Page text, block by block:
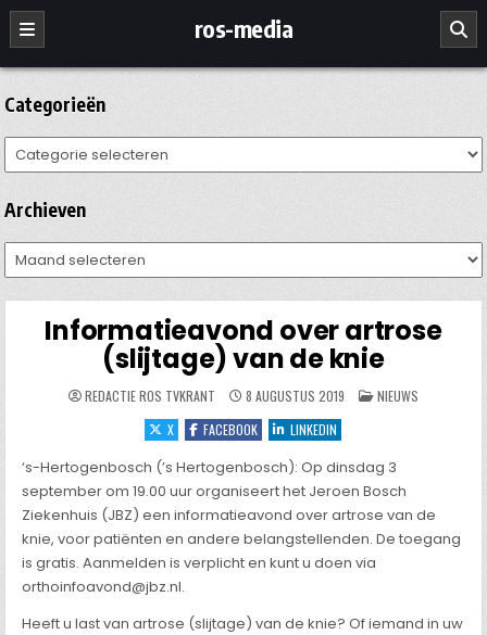
Ga
naar
de
inhoud
ros-media
Categorieën
Categorieën
Archieven
Archieven
Informatieavond over artrose
(slijtage) van de knie
REDACTIE ROS TVKRANT 8 AUGUSTUS 2019 GEPLAATST
IN
NIEUWS
X
FACEBOOK LINKEDIN
‘s-Hertogenbosch (’s Hertogenbosch): Op dinsdag 3
september om 19.00 uur organiseert het Jeroen Bosch
Ziekenhuis (JBZ) een informatieavond over artrose van de
knie, voor patiënten en andere belangstellenden. De toegang
is gratis. Aanmelden is verplicht en kunt u doen via
orthoinfoavond@jbz.nl.
Heeft u last van artrose (slijtage) van de knie? Of iemand in uw